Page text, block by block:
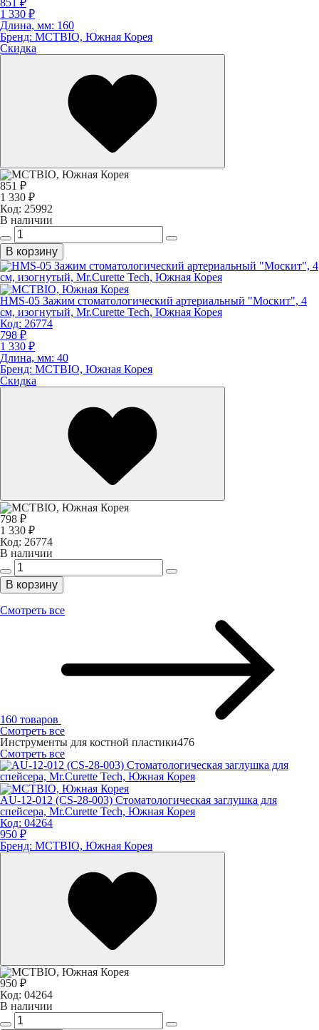
1 330 ₽
Длина, мм: 160
Бренд: MCTBIO, Южная Корея
Скидка
851 ₽
1 330 ₽
Код: 25992
В наличии
В корзину
HMS-05 Зажим стоматологический артериальный "Москит", 4
см, изогнутый, Mr.Curette Tech, Южная Корея
Код: 26774
798 ₽
1 330 ₽
Длина, мм: 40
Бренд: MCTBIO, Южная Корея
Скидка
798 ₽
1 330 ₽
Код: 26774
В наличии
В корзину
Смотреть все
160 товаров
Смотреть все
Инструменты для костной пластики476
Смотреть все
AU-12-012 (CS-28-003) Стоматологическая заглушка для
спейсера, Mr.Curette Tech, Южная Корея
Код: 04264
950 ₽
Бренд: MCTBIO, Южная Корея
950 ₽
Код: 04264
В наличии